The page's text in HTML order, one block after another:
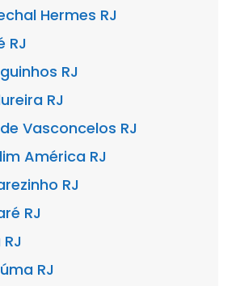
Hermes RJ
RJ
RJ
RJ
Vasconcelos RJ
América RJ
RJ
RJ
RJ